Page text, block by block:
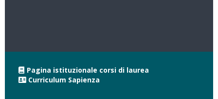
Pagina istituzionale corsi di laurea
Curriculum Sapienza